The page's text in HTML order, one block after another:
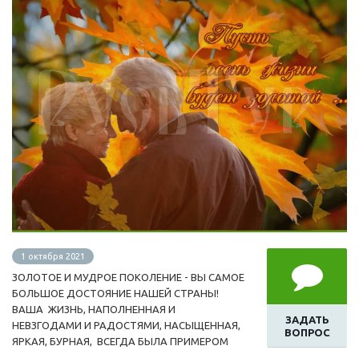
ЗАДАТЬ
ВОПРОС
1 октября 2021
ЗОЛОТОЕ И МУДРОЕ ПОКОЛЕНИЕ - ВЫ САМОЕ
БОЛЬШОЕ ДОСТОЯНИЕ НАШЕЙ СТРАНЫ!
ВАША ЖИЗНЬ, НАПОЛНЕННАЯ И
НЕВЗГОДАМИ И РАДОСТЯМИ, НАСЫЩЕННАЯ,
ЯРКАЯ, БУРНАЯ, ВСЕГДА БЫЛА ПРИМЕРОМ